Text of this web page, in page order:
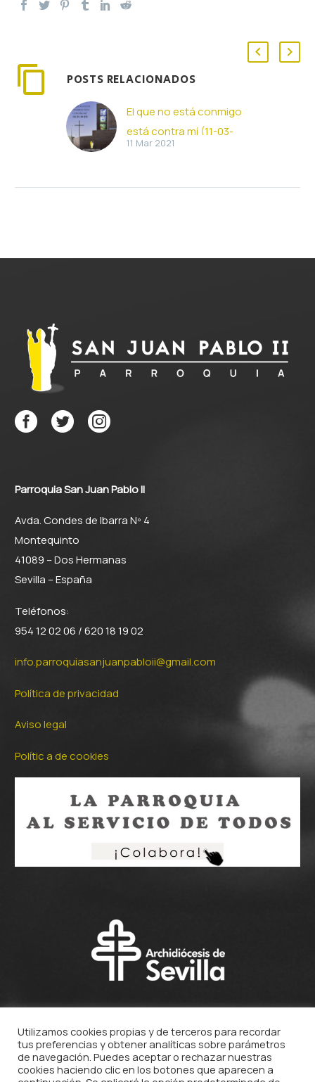
POSTS RELACIONADOS
El que no está conmigo
está contra mí (11-03-
2021)
está contra mí (Lc 11, 14-
11 Mar 2021
Parroquia San Juan Pablo II
Avda. Condes de Ibarra Nº 4
Montequinto
41089 – Dos Hermanas
Sevilla – España
Teléfonos:
954 12 02 06 / 620 18 19 02
info.parroquiasanjuanpabloii@gmail.com
Política de privacidad
Aviso legal
Polític a de cookies
Utilizamos cookies propias y de terceros para recordar
tus preferencias y obtener analíticas sobre parámetros
de navegación. Puedes aceptar o rechazar nuestras
cookies haciendo clic en los botones que aparecen a